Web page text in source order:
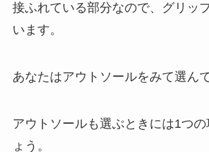
接ふれている部分なので、グリッ
います。
あなたはアウトソールをみて選ん
アウトソールも選ぶときには1つ
ょう。